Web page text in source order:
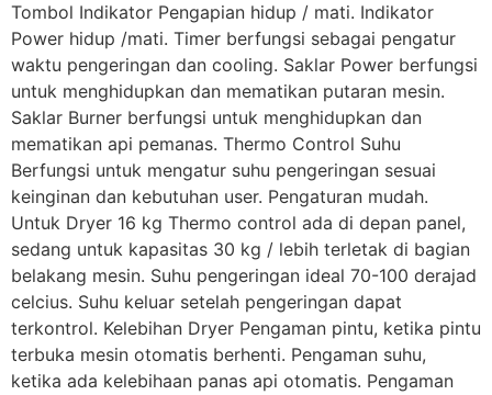
Tombol Indikator Pengapian hidup / mati. Indikator
Power hidup /mati. Timer berfungsi sebagai pengatur
waktu pengeringan dan cooling. Saklar Power berfungsi
untuk menghidupkan dan mematikan putaran mesin.
Saklar Burner berfungsi untuk menghidupkan dan
mematikan api pemanas. Thermo Control Suhu
Berfungsi untuk mengatur suhu pengeringan sesuai
keinginan dan kebutuhan user. Pengaturan mudah.
Untuk Dryer 16 kg Thermo control ada di depan panel,
sedang untuk kapasitas 30 kg / lebih terletak di bagian
belakang mesin. Suhu pengeringan ideal 70-100 derajad
celcius. Suhu keluar setelah pengeringan dapat
terkontrol. Kelebihan Dryer Pengaman pintu, ketika pintu
terbuka mesin otomatis berhenti. Pengaman suhu,
ketika ada kelebihaan panas api otomatis. Pengaman